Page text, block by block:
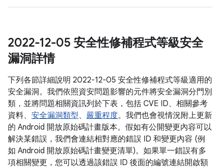
2022-12-05 安全性修補程式等級安全
漏洞詳情
下列各節詳細說明 2022-12-05 安全性修補程式等級適用的
安全漏洞。我們依照資安問題影響的元件將安全漏洞分門別
類，並將問題相關資訊列於下表，包括 CVE ID、相關參考
資料、 安全漏洞類型、 嚴重程度。我們也會視情況附上更新
的 Android 開放原始碼計畫版本。假如有公開變更內容可以
解決某錯誤，我們會連結相對應的錯誤 ID 和變更內容 (例
如 Android 開放原始碼計畫變更清單)。如果單一錯誤有多
項相關變更，您可以透過該錯誤 ID 後面的編號連結開啟額